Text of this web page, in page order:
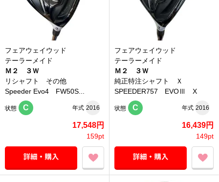
フェアウェイウッド
テーラーメイド
Ｍ２ ３Ｗ
リシャフト その他
Speeder Evo4 FW50S...
状態 C 年式 2016
17,548円
159pt
フェアウェイウッド
テーラーメイド
Ｍ２ ３Ｗ
純正特注シャフト Ｘ
SPEEDER757 EVOⅢ X
状態 C 年式 2016
16,439円
149pt